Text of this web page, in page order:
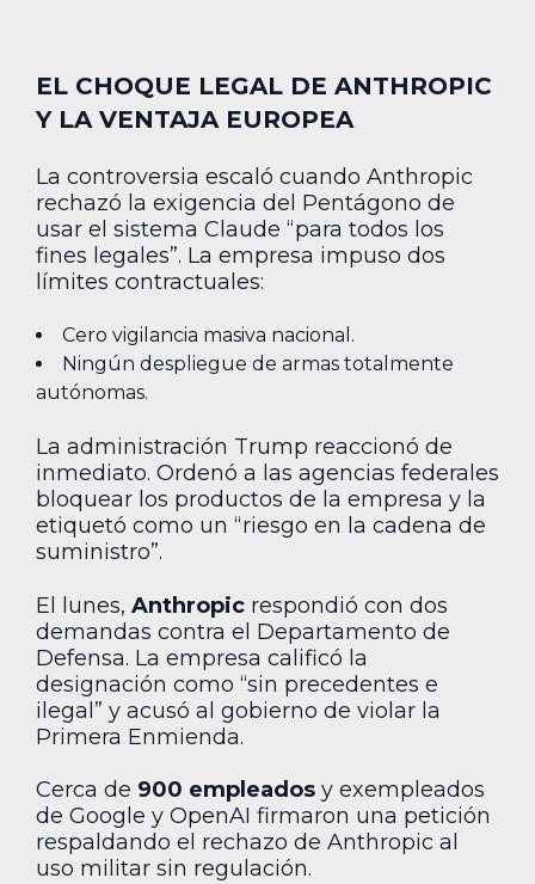
EL CHOQUE LEGAL DE ANTHROPIC
Y LA VENTAJA EUROPEA
La controversia escaló cuando Anthropic
rechazó la exigencia del Pentágono de
usar el sistema Claude “para todos los
fines legales”. La empresa impuso dos
límites contractuales:
Cero vigilancia masiva nacional.
Ningún despliegue de armas totalmente
autónomas.
La administración Trump reaccionó de
inmediato. Ordenó a las agencias federales
bloquear los productos de la empresa y la
etiquetó como un “riesgo en la cadena de
suministro”.
El lunes, Anthropic respondió con dos
demandas contra el Departamento de
Defensa. La empresa calificó la
designación como “sin precedentes e
ilegal” y acusó al gobierno de violar la
Primera Enmienda.
Cerca de 900 empleados y exempleados
de Google y OpenAI firmaron una petición
respaldando el rechazo de Anthropic al
uso militar sin regulación.